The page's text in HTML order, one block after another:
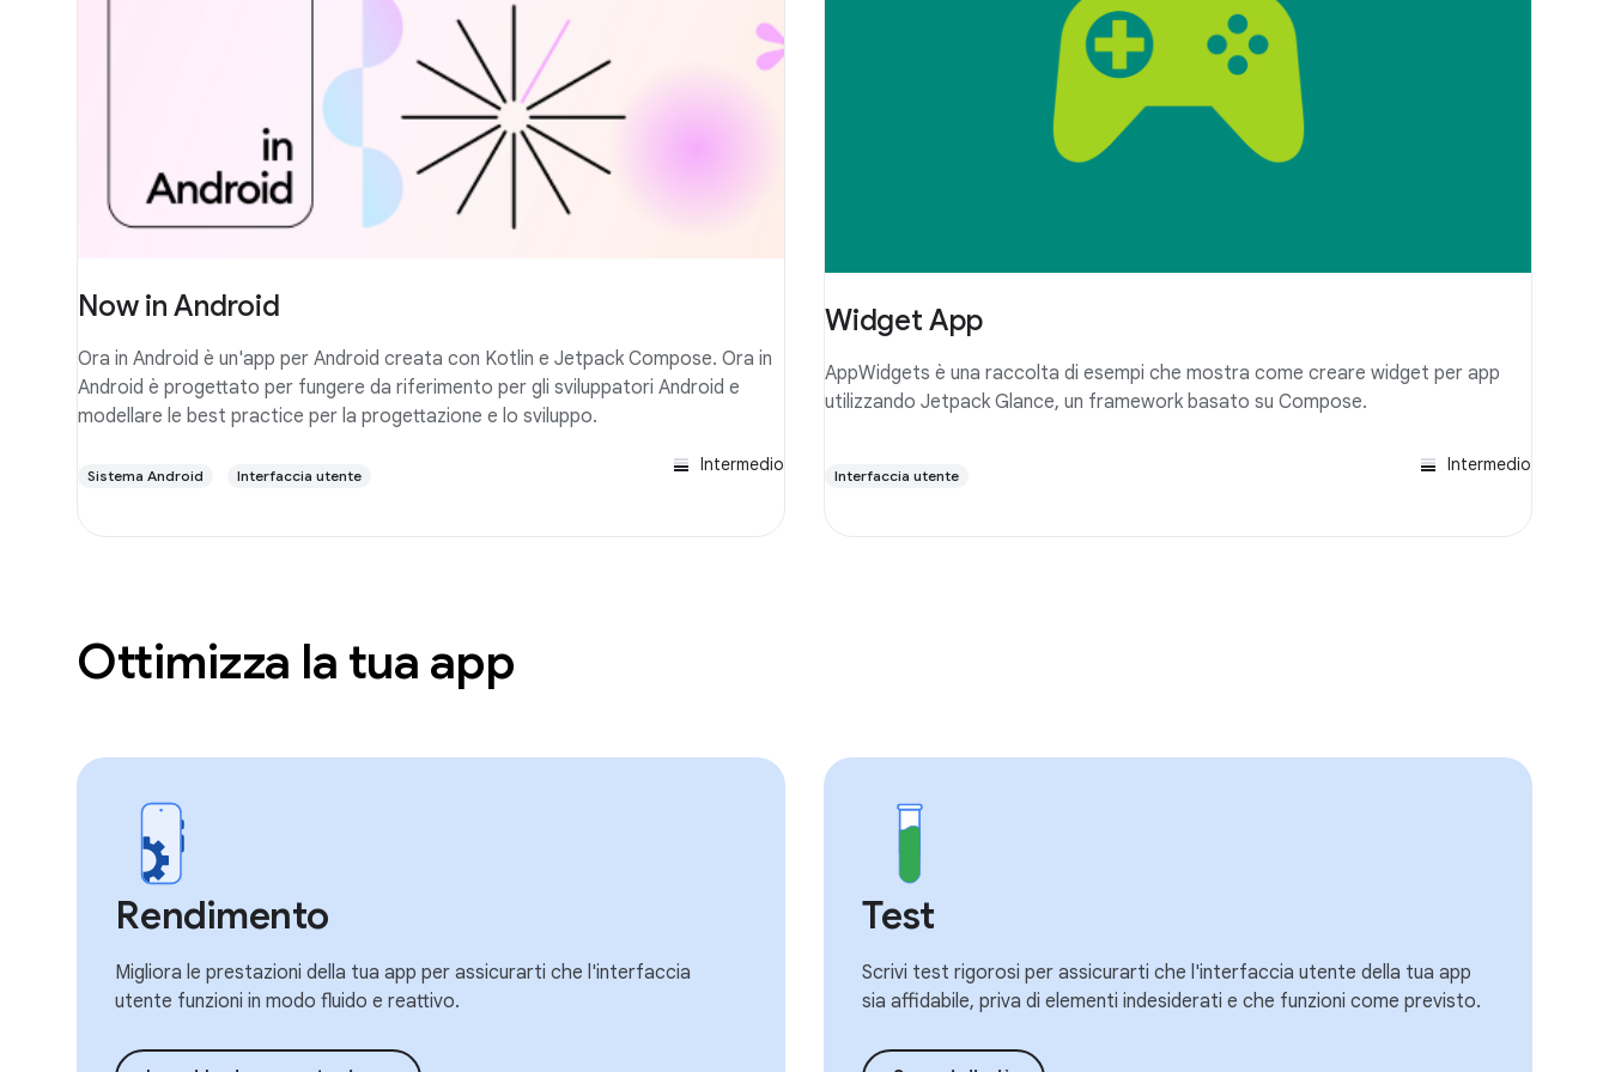
Now in Android
Ora in Android è un'app per Android creata con Kotlin e Jetpack Compose. Ora in
Android è progettato per fungere da riferimento per gli sviluppatori Android e
modellare le best practice per la progettazione e lo sviluppo.
Sistema Android Interfaccia utente
Intermedio
Widget App
AppWidgets è una raccolta di esempi che mostra come creare widget per app
utilizzando Jetpack Glance, un framework basato su Compose.
Interfaccia utente
Intermedio
Ottimizza la tua app
Rendimento
Migliora le prestazioni della tua app per assicurarti che l'interfaccia
utente funzioni in modo fluido e reattivo.
Test
Scrivi test rigorosi per assicurarti che l'interfaccia utente della tua app
sia affidabile, priva di elementi indesiderati e che funzioni come previsto.